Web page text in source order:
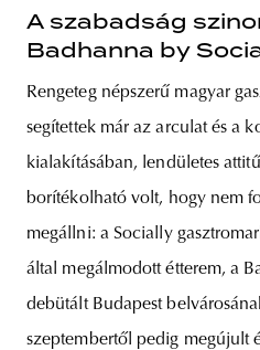
A szabadság
Badhanna by
Rengeteg népszerű magyar
segítettek már az arculat és a
kialakításában, lendületes
borítékolható volt, hogy nem
megállni: a Socially
által megálmodott étterem, a
debütált Budapest
szeptembertől pedig megújult